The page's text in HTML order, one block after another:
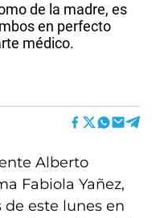
de la madre, es
en perfecto
médico.
Alberto
Fabiola Yañez,
de este lunes en